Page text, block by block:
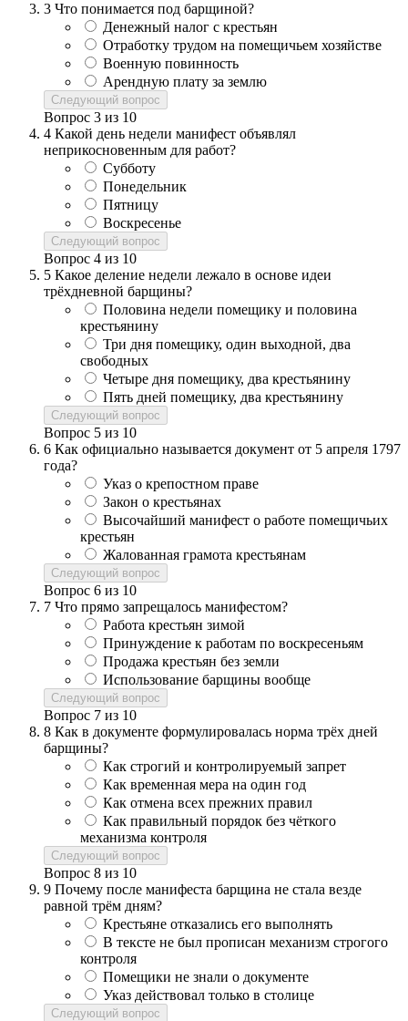
3 Что понимается под барщиной?
Денежный налог с крестьян
Отработку трудом на помещичьем хозяйстве
Военную повинность
Арендную плату за землю
Следующий вопрос
Вопрос 3 из 10
4 Какой день недели манифест объявлял
неприкосновенным для работ?
Субботу
Понедельник
Пятницу
Воскресенье
Следующий вопрос
Вопрос 4 из 10
5 Какое деление недели лежало в основе идеи
трёхдневной барщины?
Половина недели помещику и половина
крестьянину
Три дня помещику, один выходной, два
свободных
Четыре дня помещику, два крестьянину
Пять дней помещику, два крестьянину
Следующий вопрос
Вопрос 5 из 10
6 Как официально называется документ от 5 апреля 1797
года?
Указ о крепостном праве
Закон о крестьянах
Высочайший манифест о работе помещичьих
крестьян
Жалованная грамота крестьянам
Следующий вопрос
Вопрос 6 из 10
7 Что прямо запрещалось манифестом?
Работа крестьян зимой
Принуждение к работам по воскресеньям
Продажа крестьян без земли
Использование барщины вообще
Следующий вопрос
Вопрос 7 из 10
8 Как в документе формулировалась норма трёх дней
барщины?
Как строгий и контролируемый запрет
Как временная мера на один год
Как отмена всех прежних правил
Как правильный порядок без чёткого
механизма контроля
Следующий вопрос
Вопрос 8 из 10
9 Почему после манифеста барщина не стала везде
равной трём дням?
Крестьяне отказались его выполнять
В тексте не был прописан механизм строгого
контроля
Помещики не знали о документе
Указ действовал только в столице
Следующий вопрос